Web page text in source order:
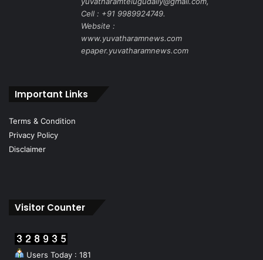
Cell : +91 9989924749.
Website :
www.yuvatharamnews.com
epaper.yuvatharamnews.com
Important Links
Terms & Condition
Privacy Policy
Disclaimer
Visitor Counter
Users Today : 181